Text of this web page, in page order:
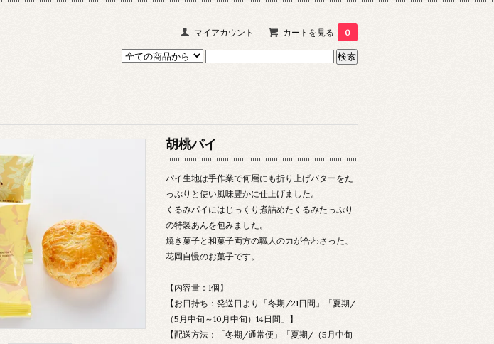
マイアカウント カートを見る 0
胡桃パイ
パイ生地は手作業で何層にも折り上げバターをた
っぷりと使い風味豊かに仕上げました。
くるみパイにはじっくり煮詰めたくるみたっぷり
の特製あんを包みました。
焼き菓子と和菓子両方の職人の力が合わさった、
花岡自慢のお菓子です。
【内容量：1個】
【お日持ち：発送日より「冬期/21日間」「夏期/
（5月中旬～10月中旬）14日間」】
【配送方法：「冬期/通常便」「夏期/（5月中旬